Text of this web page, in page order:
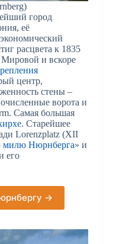
город
её
расцвета к 1835
и вскоре
центр,
стены –
ворота и
Самая большая
. Старейшее
Lorenzplatz (XII
милю Нюрнберга» и
его
→